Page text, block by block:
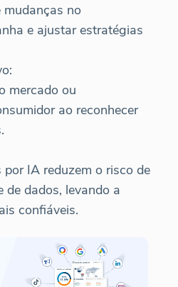
no
e ajustar estratégias
mercado ou
ao reconhecer
IA reduzem o risco de
de dados, levando a
confiáveis.